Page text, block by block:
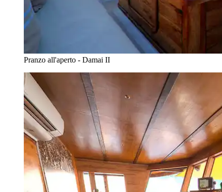
Pranzo all'aperto - Damai II